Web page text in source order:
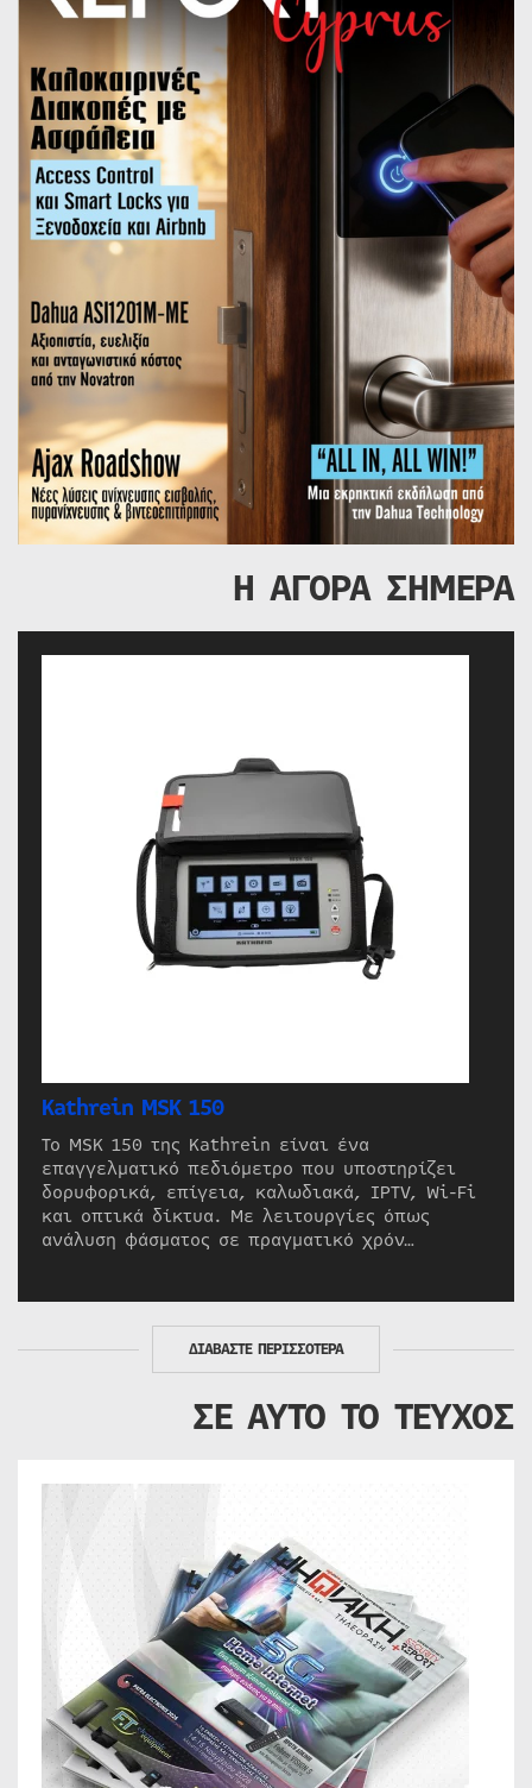
Η ΑΓΟΡΑ ΣΗΜΕΡΑ
Kathrein MSK 150
Το MSK 150 της Kathrein είναι ένα
επαγγελματικό πεδιόμετρο που υποστηρίζει
δορυφορικά, επίγεια, καλωδιακά, IPTV, Wi-Fi
και οπτικά δίκτυα. Με λειτουργίες όπως
ανάλυση φάσματος σε πραγματικό χρόν…
ΔΙΑΒΑΣΤΕ ΠΕΡΙΣΣΟΤΕΡΑ
ΣΕ ΑΥΤΟ ΤΟ ΤΕΥΧΟΣ